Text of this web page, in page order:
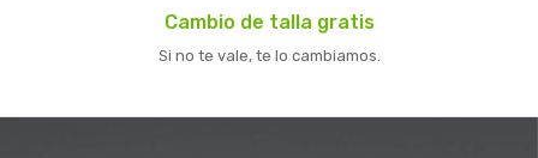
Cambio de talla gratis
Si no te vale, te lo cambiamos.